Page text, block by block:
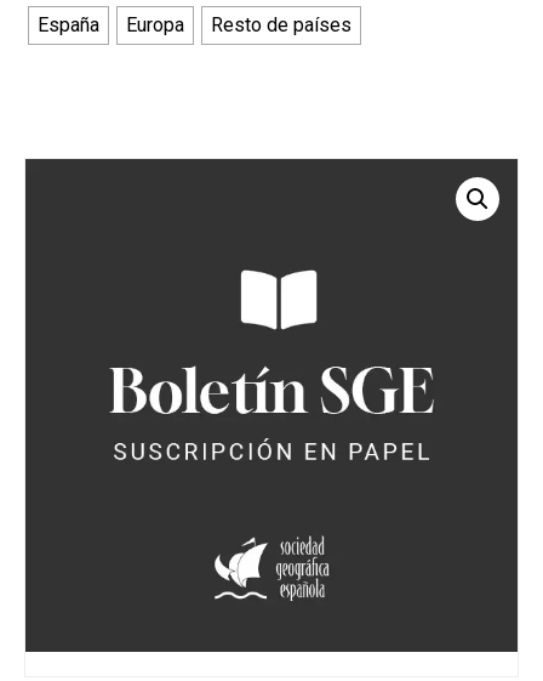
España Europa Resto de países